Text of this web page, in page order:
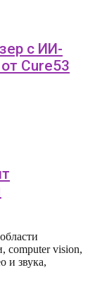
с ИИ-
Cure53
computer vision,
и звука,